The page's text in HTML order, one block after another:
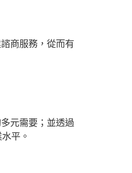
商服務，從而有
元需要；並透過
平。